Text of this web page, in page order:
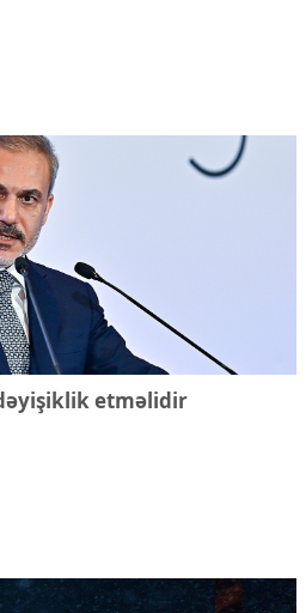
etməlidir